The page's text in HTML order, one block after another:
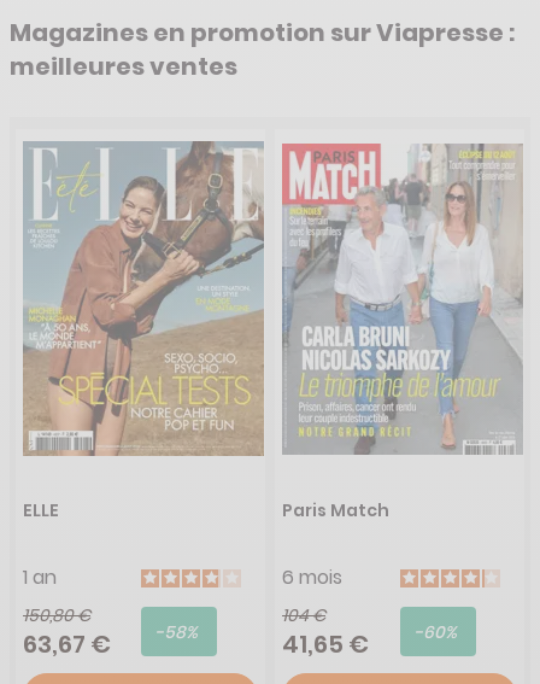
Magazines en promotion sur Viapresse :
meilleures ventes
ELLE
1 an
150,80 €
63,67 € -58%
Paris Match
6 mois
104 €
41,65 € -60%